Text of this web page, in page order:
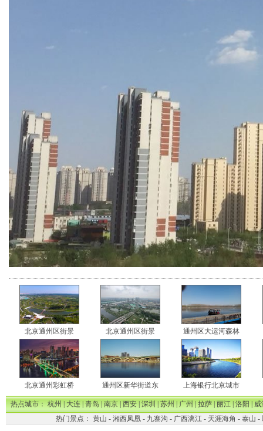
北京通州区街景 北京通州区街景 通州区大运河森林
北京通州彩虹桥 通州区新华街道东 上海银行北京城市
热点城市：杭州|大连|青岛|南京|西安|深圳|苏州|广州|拉萨|丽江|洛阳|威
热门景点： 黄山 - 湘西凤凰- 九寨沟 - 广西漓江- 天涯海角 - 泰山 -